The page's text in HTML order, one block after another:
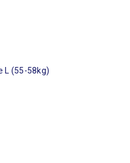
L (55-58kg)